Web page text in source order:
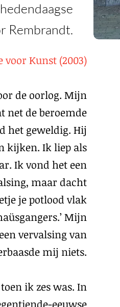
Rembrandt.
voor Kunst (2003)
de oorlog. Mijn
net de beroemde
het geweldig. Hij
kijken. Ik liep als
Ik vond het een
maar dacht
je potlood vlak
Mijn
vervalsing van
mij niets.
ik zes was. In
eeuwse